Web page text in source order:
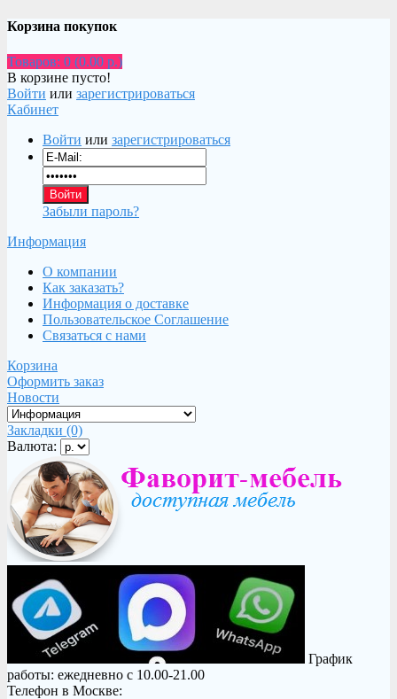
Корзина покупок
Товаров: 0 (0.00 р.)
В корзине пусто!
Войти или зарегистрироваться
Кабинет
Войти или зарегистрироваться
Забыли пароль?
Информация
О компании
Как заказать?
Информация о доставке
Пользовательское Соглашение
Связаться с нами
Корзина
Оформить заказ
Новости
Закладки (0)
Валюта:
График
работы: ежедневно с 10.00-21.00
Телефон в Москве: